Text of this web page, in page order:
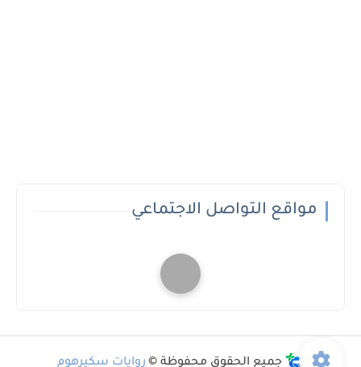
مواقع التواصل الاجتماعي
جميع الحقوق محفوظة © روايات سكيرهوم